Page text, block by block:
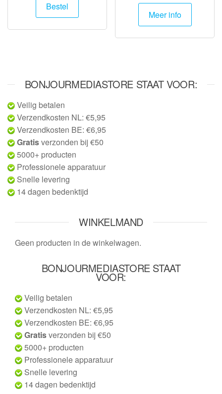
Bestel
Meer info
BONJOURMEDIASTORE STAAT VOOR:
Veilig betalen
Verzendkosten NL: €5,95
Verzendkosten BE: €6,95
Gratisverzonden bij €50
5000+ producten
Professionele apparatuur
Snelle levering
14 dagen bedenktijd
WINKELMAND
Geen producten in de winkelwagen.
BONJOURMEDIASTORE STAAT
VOOR:
Veilig betalen
Verzendkosten NL: €5,95
Verzendkosten BE: €6,95
Gratisverzonden bij €50
5000+ producten
Professionele apparatuur
Snelle levering
14 dagen bedenktijd